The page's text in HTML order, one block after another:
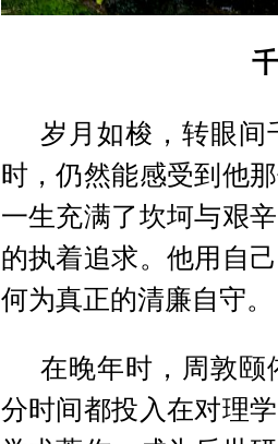
岁月如梭，转眼间
时，仍然能感受到他
一生充满了坎坷与艰
的执着追求。他用自
何为真正的清廉自守。
在晚年时，周敦颐
分时间都投入在对理